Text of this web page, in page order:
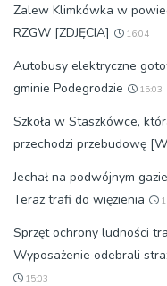
Zalew Klimkówka w
RZGW [ZDJĘCIA]
16:04
Autobusy elektryczne
gminie Podegrodzie
15:03
Szkoła w Staszkówce,
przechodzi przebudowę
Jechał na podwójnym
Teraz trafi do więzienia
Sprzęt ochrony ludności
Wyposażenie odebrali
15:03